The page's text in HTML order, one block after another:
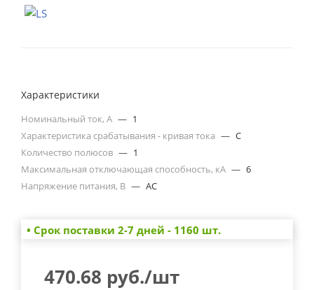
Характеристики
Номинальный ток, А — 1
Характеристика срабатывания - кривая тока — C
Количество полюсов — 1
Максимальная отключающая способность, кА — 6
Напряжение питания, В — AC
• Cрок поставки 2-7 дней - 1160 шт.
470.68 руб./шт